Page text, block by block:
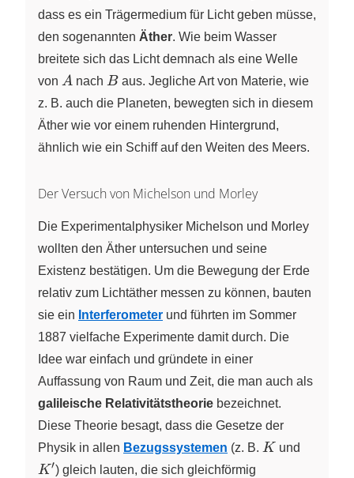
dass es ein Trägermedium für Licht geben müsse,
den sogenannten Äther. Wie beim Wasser
breitete sich das Licht demnach als eine Welle
von A
A nach B
Baus. Jegliche Art von Materie, wie
z. B. auch die Planeten, bewegten sich in diesem
Äther wie vor einem ruhenden Hintergrund,
ähnlich wie ein Schiff auf den Weiten des Meers.
Der Versuch von Michelson und Morley
Die Experimentalphysiker Michelson und Morley
wollten den Äther untersuchen und seine
Existenz bestätigen. Um die Bewegung der Erde
relativ zum Lichtäther messen zu können, bauten
sie ein Interferometer und führten im Sommer
1887 vielfache Experimente damit durch. Die
Idee war einfach und gründete in einer
Auffassung von Raum und Zeit, die man auch als
galileische Relativitätstheorie bezeichnet.
Diese Theorie besagt, dass die Gesetze der
Physik in allen Bezugssystemen (z. B. K
K und
K′) gleich lauten, die sich gleichförmig